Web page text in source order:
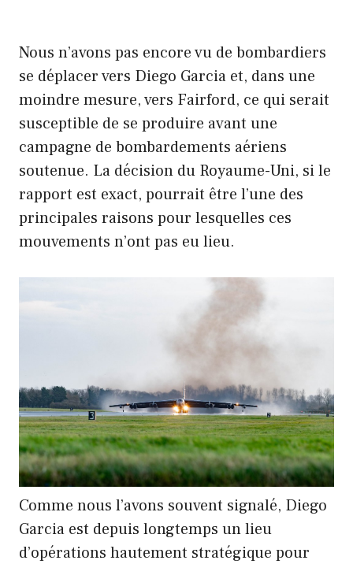
Nous n’avons pas encore vu de bombardiers
se déplacer vers Diego Garcia et, dans une
moindre mesure, vers Fairford, ce qui serait
susceptible de se produire avant une
campagne de bombardements aériens
soutenue. La décision du Royaume-Uni, si le
rapport est exact, pourrait être l’une des
principales raisons pour lesquelles ces
mouvements n’ont pas eu lieu.
Comme nous l’avons souvent signalé, Diego
Garcia est depuis longtemps un lieu
d’opérations hautement stratégique pour